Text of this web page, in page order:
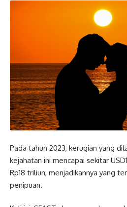
Pada tahun 2023, kerugian yang
kejahatan ini mencapai sekitar
Rp18 triliun, menjadikannya yang
penipuan.